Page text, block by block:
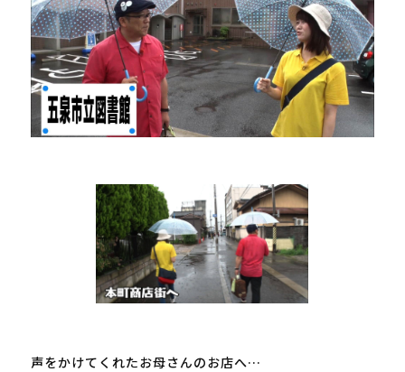
声をかけてくれたお母さんのお店へ…